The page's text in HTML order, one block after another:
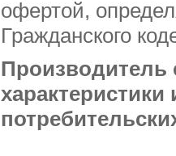
офертой,
Гражданского
Производитель